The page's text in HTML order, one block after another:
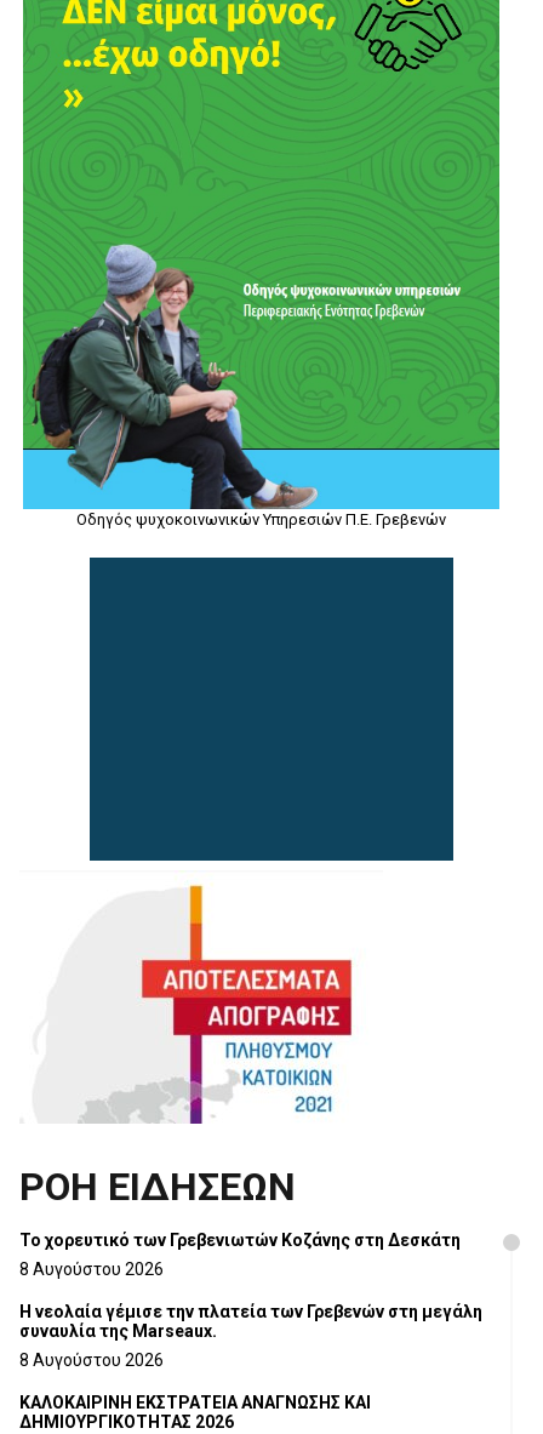
Οδηγός ψυχοκοινωνικών Υπηρεσιών Π.Ε. Γρεβενών
ΡΟΗ ΕΙΔΗΣΕΩΝ
Το χορευτικό των Γρεβενιωτών Κοζάνης στη Δεσκάτη
8 Αυγούστου 2026
Η νεολαία γέμισε την πλατεία των Γρεβενών στη μεγάλη
συναυλία της Marseaux.
8 Αυγούστου 2026
ΚΑΛΟΚΑΙΡΙΝΗ ΕΚΣΤΡΑΤΕΙΑ ΑΝΑΓΝΩΣΗΣ ΚΑΙ
ΔΗΜΙΟΥΡΓΙΚΟΤΗΤΑΣ 2026